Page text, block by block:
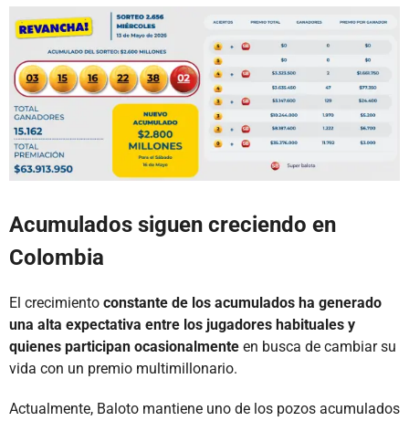
Acumulados siguen creciendo en
Colombia
El crecimiento constante de los acumulados ha generado
una alta expectativa entre los jugadores habituales y
quienes participan ocasionalmente en busca de cambiar su
vida con un premio multimillonario.
Actualmente, Baloto mantiene uno de los pozos acumulados